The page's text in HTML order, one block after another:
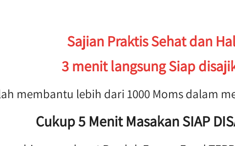
Sajian Praktis Sehat dan
3 menit langsung Siap
membantu lebih dari 1000 Moms dalam
Cukup 5 Menit Masakan SIAP